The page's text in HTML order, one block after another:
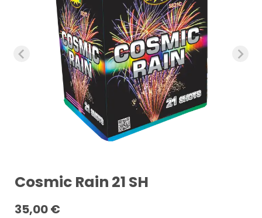
Cosmic Rain 21 SH
35,00€